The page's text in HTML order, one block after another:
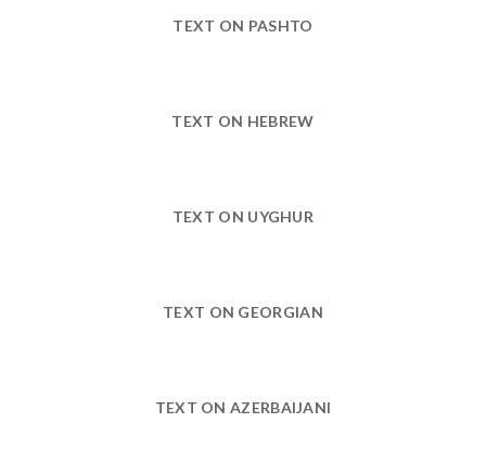
TEXT ON PASHTO
TEXT ON HEBREW
TEXT ON UYGHUR
TEXT ON GEORGIAN
TEXT ON AZERBAIJANI